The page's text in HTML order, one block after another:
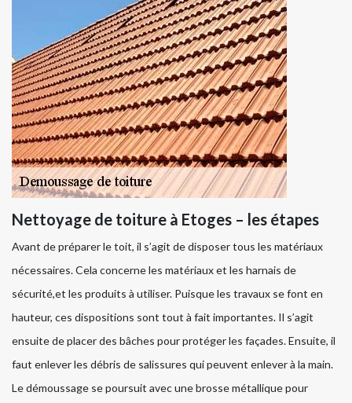
Nettoyage de toiture à Etoges – les étapes
Avant de préparer le toit, il s’agit de disposer tous les matériaux
nécessaires. Cela concerne les matériaux et les harnais de
sécurité,et les produits à utiliser. Puisque les travaux se font en
hauteur, ces dispositions sont tout à fait importantes. Il s’agit
ensuite de placer des bâches pour protéger les façades. Ensuite, il
faut enlever les débris de salissures qui peuvent enlever à la main.
Le démoussage se poursuit avec une brosse métallique pour